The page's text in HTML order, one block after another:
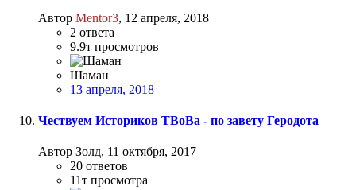
Автор Mentor3, 12 апреля, 2018
2 ответа
9.9т просмотров
Шаман
13 апреля, 2018
Чествуем Историков ТВоВа - по завету Геродота
Автор Золд, 11 октября, 2017
20 ответов
11т просмотра